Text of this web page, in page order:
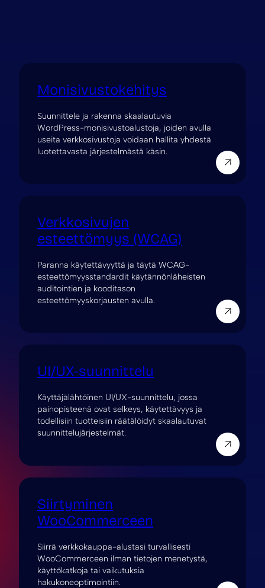
Monisivustokehitys
Suunnittele ja rakenna skaalautuvia
WordPress-monisivustoalustoja, joiden avulla
useita verkkosivustoja voidaan hallita yhdestä
luotettavasta järjestelmästä käsin.
Verkkosivujen
esteettömyys (WCAG)
Paranna käytettävyyttä ja täytä WCAG-
esteettömyysstandardit käytännönläheisten
auditointien ja kooditason
esteettömyyskorjausten avulla.
UI/UX-suunnittelu
Käyttäjälähtöinen UI/UX-suunnittelu, jossa
painopisteenä ovat selkeys, käytettävyys ja
todellisiin tuotteisiin räätälöidyt skaalautuvat
suunnittelujärjestelmät.
Siirtyminen
WooCommerceen
Siirrä verkkokauppa-alustasi turvallisesti
WooCommerceen ilman tietojen menetystä,
käyttökatkoja tai vaikutuksia
hakukoneoptimointiin.